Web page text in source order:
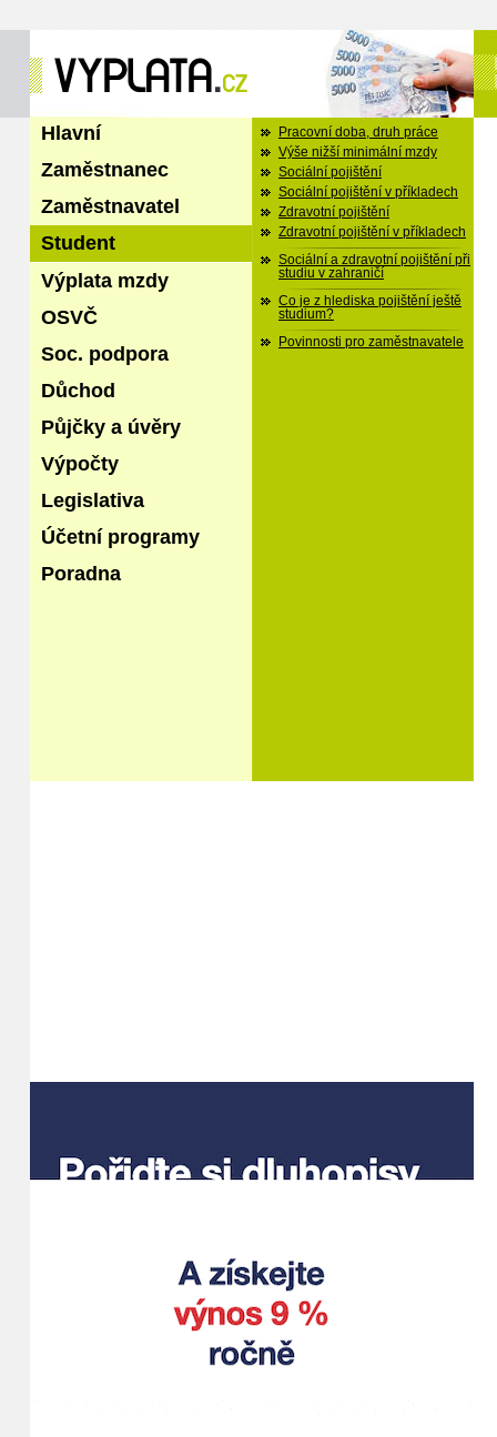
Hlavní
Zaměstnanec
Zaměstnavatel
Student
Výplata mzdy
OSVČ
Soc. podpora
Důchod
Půjčky a úvěry
Výpočty
Legislativa
Účetní programy
Poradna
Pracovní doba, druh práce
Výše nižší minimální mzdy
Sociální pojištění
Sociální pojištění v příkladech
Zdravotní pojištění
Zdravotní pojištění v příkladech
Sociální a zdravotní pojištění při
studiu v zahraničí
Co je z hlediska pojištění ještě
studium?
Povinnosti pro zaměstnavatele